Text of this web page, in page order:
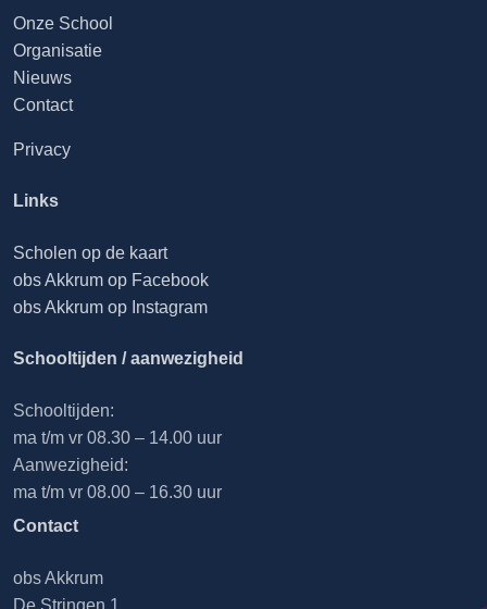
Onze School
Organisatie
Nieuws
Contact
Privacy
Links
Scholen op de kaart
obs Akkrum op Facebook
obs Akkrum op Instagram
Schooltijden / aanwezigheid
Schooltijden:
ma t/m vr 08.30 – 14.00 uur
Aanwezigheid:
ma t/m vr 08.00 – 16.30 uur
Contact
obs Akkrum